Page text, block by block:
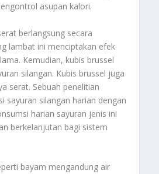
asupan kalori.
berlangsung secara
lambat ini menciptakan efek
Kemudian, kubis brussel
silangan. Kubis brussel juga
serat. Sebuah penelitian
sayuran silangan harian dengan
harian sayuran jenis ini
berkelanjutan bagi sistem
bayam mengandung air